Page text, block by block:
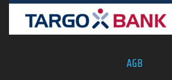
AGB